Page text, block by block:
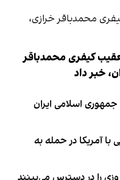
کیفری محمدباقر
خبر داد
اسلامی ایران
آمریکا در حمله به